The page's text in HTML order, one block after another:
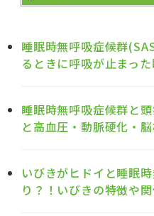
睡眠時無呼吸症候群
るときに呼吸が止まっ
睡眠時無呼吸症候群と
と高血圧・動脈硬化・
いびきがヒドイと睡眠
り？！いびきの特徴や